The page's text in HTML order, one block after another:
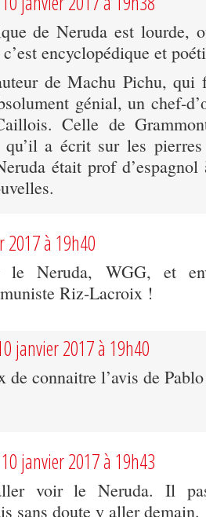
de Neruda est lourde,
encyclopédique et
de Machu Pichu, qui
génial, un chef-
Celle de
a écrit sur les
était prof
2017 à 19h40
le Neruda, WGG, et
Riz-Lacroix !
janvier 2017 à 19h40
de connaitre l’avis de Pablo
10 janvier 2017 à 19h43
voir le Neruda. Il
sans doute y aller demain.